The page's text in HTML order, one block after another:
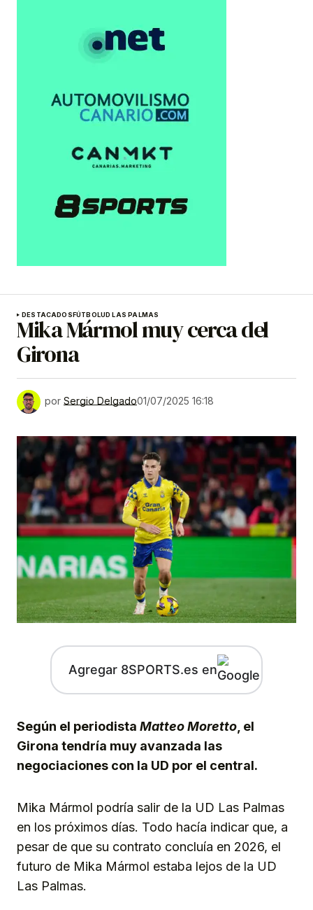
DESTACADOSFÚTBOLUD LAS PALMAS
Mika Mármol muy cerca del
Girona
por Sergio Delgado01/07/2025 16:18
Agregar 8SPORTS.es en
Según el periodista Matteo Moretto , el
Girona tendría muy avanzada las
negociaciones con la UD por el central.
Mika Mármol podría salir de la UD Las Palmas
en los próximos días. Todo hacía indicar que, a
pesar de que su contrato concluía en 2026, el
futuro de Mika Mármol estaba lejos de la UD
Las Palmas.